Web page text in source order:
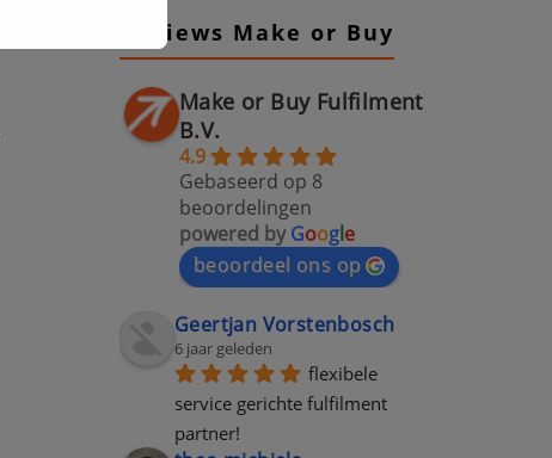
Reviews Make or Buy
Make or Buy Fulfilment
B.V.
4.9
Gebaseerd op 8
beoordelingen
powered byGoogle
beoordeel ons op
Geertjan Vorstenbosch
6 jaar geleden
flexibele
service gerichte fulfilment
partner!